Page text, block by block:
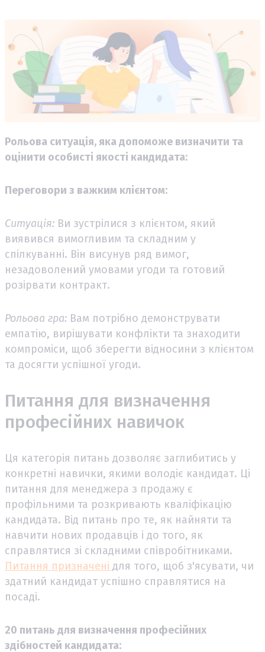
Рольова ситуація, яка допоможе визначити та
оцінити особисті якості кандидата:
Переговори з важким клієнтом:
Ситуація: Ви зустрілися з клієнтом, який
виявився вимогливим та складним у
спілкуванні. Він висунув ряд вимог,
незадоволений умовами угоди та готовий
розірвати контракт.
Рольова гра: Вам потрібно демонструвати
емпатію, вирішувати конфлікти та знаходити
компроміси, щоб зберегти відносини з клієнтом
та досягти успішної угоди.
Питання для визначення
професійних навичок
Ця категорія питань дозволяє заглибитись у
конкретні навички, якими володіє кандидат. Ці
питання для менеджера з продажу є
профільними та розкривають кваліфікацію
кандидата. Від питань про те, як найняти та
навчити нових продавців і до того, як
справлятися зі складними співробітниками.
Питання призначені для того, щоб з'ясувати, чи
здатний кандидат успішно справлятися на
посаді.
20 питань для визначення професійних
здібностей кандидата: